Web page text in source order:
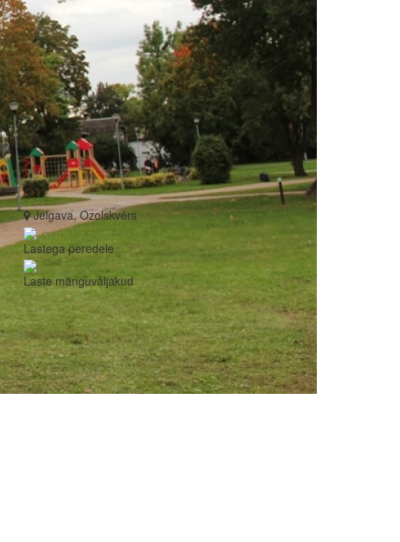
Jelgava, Ozolskvērs
Lastega peredele
Laste mänguväljakud